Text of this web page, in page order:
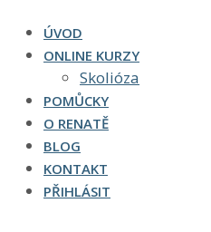
ÚVOD
ONLINE KURZY
Skolióza
POMŮCKY
O RENATĚ
BLOG
KONTAKT
PŘIHLÁSIT